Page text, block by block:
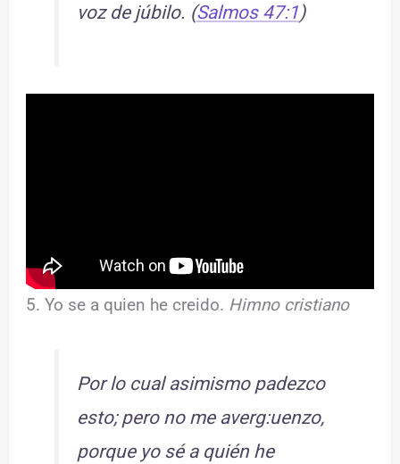
voz de júbilo. (Salmos 47:1)
5. Yo se a quien he creido. Himno cristiano
Por lo cual asimismo padezco
esto; pero no me averg:uenzo,
porque yo sé a quién he